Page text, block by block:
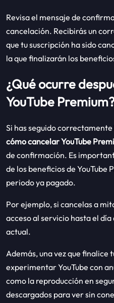
Revisa el mensaje de
cancelación. Recibirás un
que tu suscripción ha sido
la que finalizarán los
¿Qué ocurre
YouTube
Si has seguido
cómo cancelar YouTube
de confirmación. Es
de los beneficios de YouTube
periodo ya pagado.
Por ejemplo, si cancelas a
acceso al servicio hasta el
actual.
Además, una vez que finalice
experimentar YouTube con
como la reproducción en
descargados para ver sin